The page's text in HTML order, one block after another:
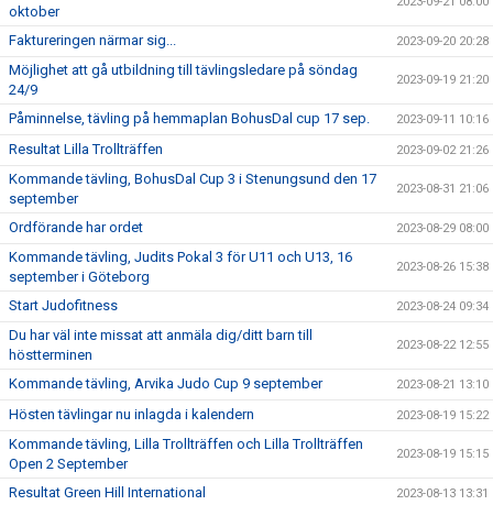
oktober
Faktureringen närmar sig... 2023-09-20 20:28
Möjlighet att gå utbildning till tävlingsledare på söndag
24/9
2023-09-19 21:20
Påminnelse, tävling på hemmaplan BohusDal cup 17 sep. 2023-09-11 10:16
Resultat Lilla Trollträffen 2023-09-02 21:26
Kommande tävling, BohusDal Cup 3 i Stenungsund den 17
september
2023-08-31 21:06
Ordförande har ordet 2023-08-29 08:00
Kommande tävling, Judits Pokal 3 för U11 och U13, 16
september i Göteborg
2023-08-26 15:38
Start Judofitness 2023-08-24 09:34
Du har väl inte missat att anmäla dig/ditt barn till
höstterminen
2023-08-22 12:55
Kommande tävling, Arvika Judo Cup 9 september 2023-08-21 13:10
Hösten tävlingar nu inlagda i kalendern 2023-08-19 15:22
Kommande tävling, Lilla Trollträffen och Lilla Trollträffen
Open 2 September
2023-08-19 15:15
Resultat Green Hill International 2023-08-13 13:31